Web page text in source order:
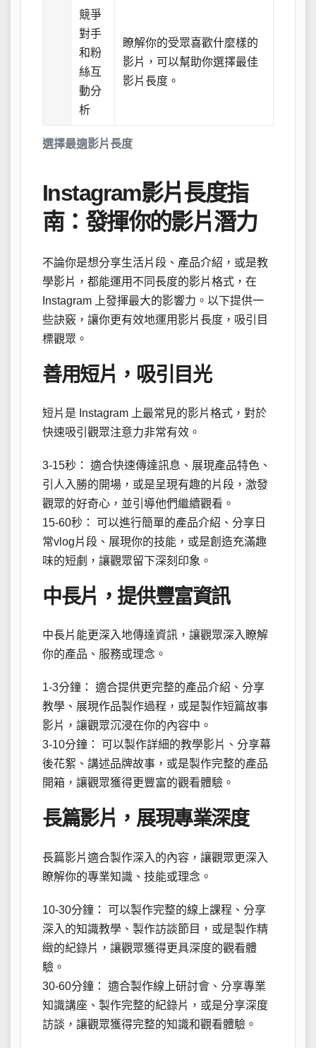
選擇最適影片長度
競爭
對手
和粉
絲互
動分
析
瞭解你的受眾喜歡什麼樣的
影片，可以幫助你選擇最佳
影片長度。
Instagram影片長度指
南：發揮你的影片潛力
不論你是想分享生活片段、產品介紹，或是教
學影片，都能運用不同長度的影片格式，在
Instagram 上發揮最大的影響力。以下提供一
些訣竅，讓你更有效地運用影片長度，吸引目
標觀眾。
善用短片，吸引目光
短片是 Instagram 上最常見的影片格式，對於
快速吸引觀眾注意力非常有效。
3-15秒： 適合快速傳達訊息、展現產品特色、
引人入勝的開場，或是呈現有趣的片段，激發
觀眾的好奇心，並引導他們繼續觀看。
15-60秒： 可以進行簡單的產品介紹、分享日
常vlog片段、展現你的技能，或是創造充滿趣
味的短劇，讓觀眾留下深刻印象。
中長片，提供豐富資訊
中長片能更深入地傳達資訊，讓觀眾深入瞭解
你的產品、服務或理念。
1-3分鐘： 適合提供更完整的產品介紹、分享
教學、展現作品製作過程，或是製作短篇故事
影片，讓觀眾沉浸在你的內容中。
3-10分鐘： 可以製作詳細的教學影片、分享幕
後花絮、講述品牌故事，或是製作完整的產品
開箱，讓觀眾獲得更豐富的觀看體驗。
長篇影片，展現專業深度
長篇影片適合製作深入的內容，讓觀眾更深入
瞭解你的專業知識、技能或理念。
10-30分鐘： 可以製作完整的線上課程、分享
深入的知識教學、製作訪談節目，或是製作精
緻的紀錄片，讓觀眾獲得更具深度的觀看體
驗。
30-60分鐘： 適合製作線上研討會、分享專業
知識講座、製作完整的紀錄片，或是分享深度
訪談，讓觀眾獲得完整的知識和觀看體驗。